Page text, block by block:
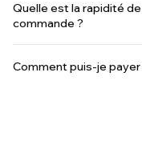
Quelle est la rapidité
commande ?
Comment puis-je